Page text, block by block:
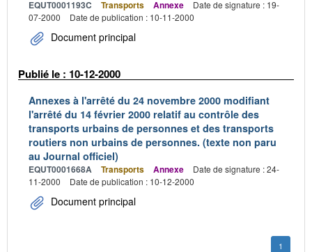
EQUT0001193C Transports Annexe
Date de signature : 19-
07-2000
Date de publication : 10-11-2000
Document principal
Publié le : 10-12-2000
Annexes à l'arrêté du 24 novembre 2000 modifiant
l'arrêté du 14 février 2000 relatif au contrôle des
transports urbains de personnes et des transports
routiers non urbains de personnes. (texte non paru
au Journal officiel)
EQUT0001668A Transports Annexe
Date de signature : 24-
11-2000
Date de publication : 10-12-2000
Document principal
1